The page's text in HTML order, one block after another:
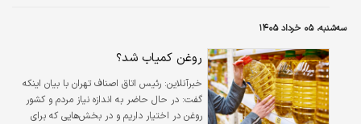
سه‌شنبه، ۰۵ خرداد ۱۴۰۵
روغن کمیاب شد؟
خبرآنلاین: رئیس اتاق اصناف تهران با بیان اینکه
گفت: در حال حاضر به اندازه نیاز مردم و کشور
روغن در اختیار داریم و در بخش‌هایی که برای